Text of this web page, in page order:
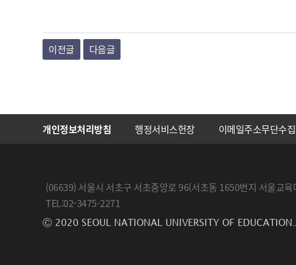
이전글 다음글
개인정보처리방침 행정서비스헌장 이메일주소무단수
(06639) 서울시 서초구 서초중앙로 96(서초동 1650번지 서울교
TEL:02-3475-2271
Ⓒ 2020 SEOUL NATIONAL UNIVERSITY OF